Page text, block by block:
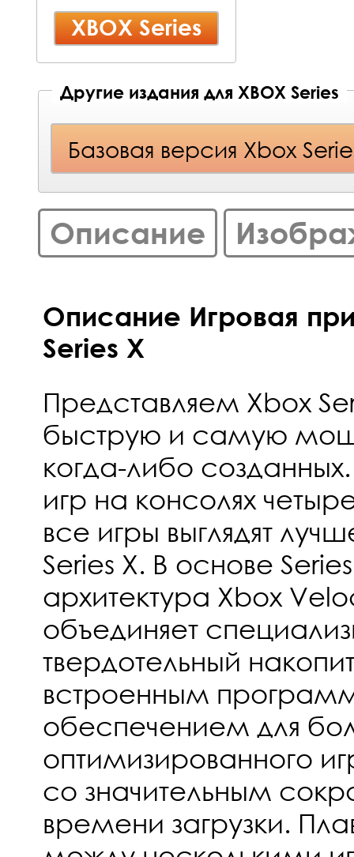
XBOX Series
Другие издания для XBOX Series
Базовая версия Xbox
Описание
Описание Игровая
Series X
Представляем Xbox
быструю и самую
когда-либо
игр на консолях
все игры выглядят
Series X. В основе
архитектура Xbox
объединяет
твердотельный
встроенным
обеспечением для
оптимизированного
со значительным
времени загрузки.